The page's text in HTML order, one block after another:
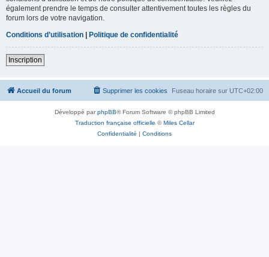
également prendre le temps de consulter attentivement toutes les règles du
forum lors de votre navigation.
Conditions d’utilisation | Politique de confidentialité
Inscription
Accueil du forum Fuseau horaire sur UTC+02:00
Supprimer les cookies
Développé parphpBB® Forum Software © phpBB Limited
Traduction française officielle ©Miles Cellar
Confidentialité | Conditions